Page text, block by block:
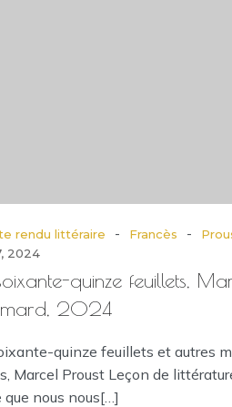
rendu littéraire - Francès -
2024
quinze feuillets,
2024
quinze feuillets et autres
Marcel Proust Leçon de
que nous nous[…]